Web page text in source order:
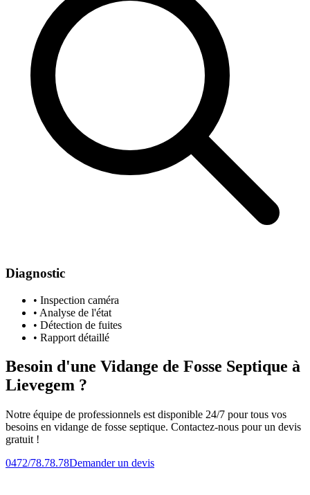
Diagnostic
• Inspection caméra
• Analyse de l'état
• Détection de fuites
• Rapport détaillé
Besoin d'une Vidange de Fosse Septique à
Lievegem ?
Notre équipe de professionnels est disponible 24/7 pour tous vos
besoins en vidange de fosse septique. Contactez-nous pour un devis
gratuit !
0472/78.78.78Demander un devis